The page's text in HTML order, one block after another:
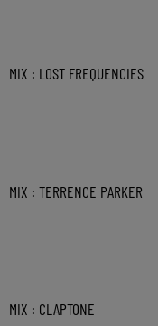
MIX : LOST FREQUENCIES
MIX : TERRENCE PARKER
MIX : CLAPTONE